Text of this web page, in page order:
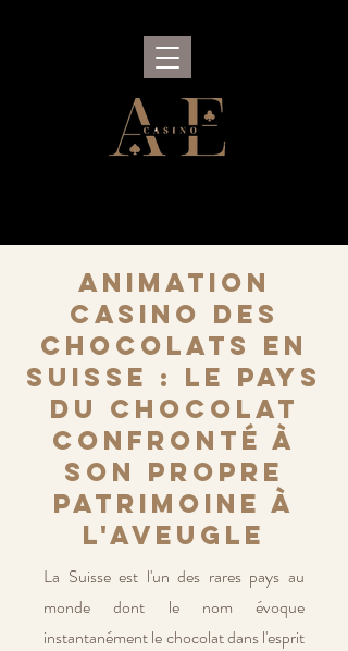
Animation
Casino des
Chocolats en
Suisse : le pays
du chocolat
confronté à
son propre
patrimoine à
l'aveugle
La Suisse est l'un des rares pays au
monde dont le nom évoque
instantanément le chocolat dans l'esprit